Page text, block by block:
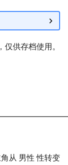
供存档使用。
从 男性 性转变